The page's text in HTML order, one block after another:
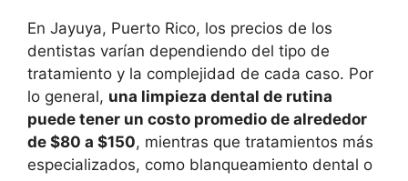
En Jayuya, Puerto Rico, los precios de los
dentistas varían dependiendo del tipo de
tratamiento y la complejidad de cada caso. Por
lo general, una limpieza dental de rutina
puede tener un costo promedio de alrededor
de $80 a $150, mientras que tratamientos más
especializados, como blanqueamiento dental o